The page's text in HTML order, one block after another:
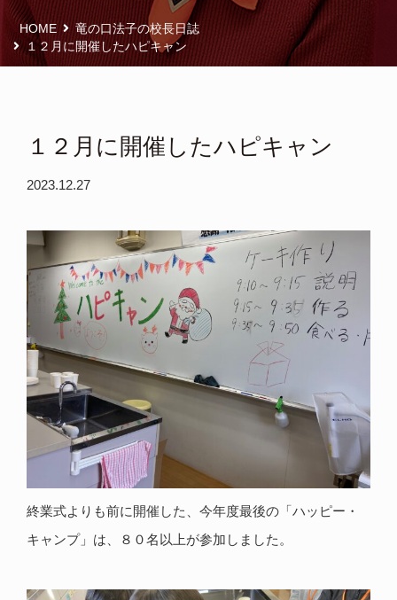
HOME
竜の口法子の校長日誌
１２月に開催したハピキャン
１２月に開催したハピキャン
2023.12.27
終業式よりも前に開催した、今年度最後の「ハッピー・
キャンプ」は、８０名以上が参加しました。